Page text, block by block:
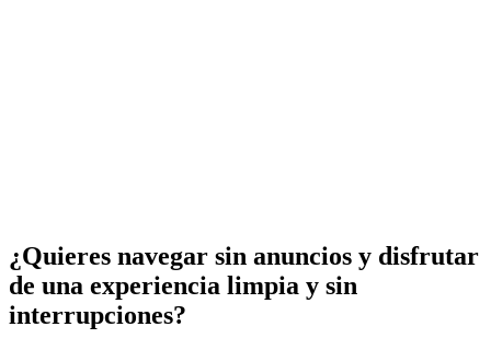
¿Quieres navegar sin anuncios y disfrutar
de una experiencia limpia y sin
interrupciones?